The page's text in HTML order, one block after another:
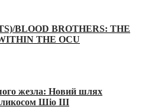
BLOOD BROTHERS: THE
THE OCU
жезла: Новий шлях
Шіо III